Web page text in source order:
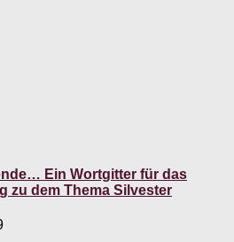
Ein Wortgitter für das
zu dem Thema Silvester